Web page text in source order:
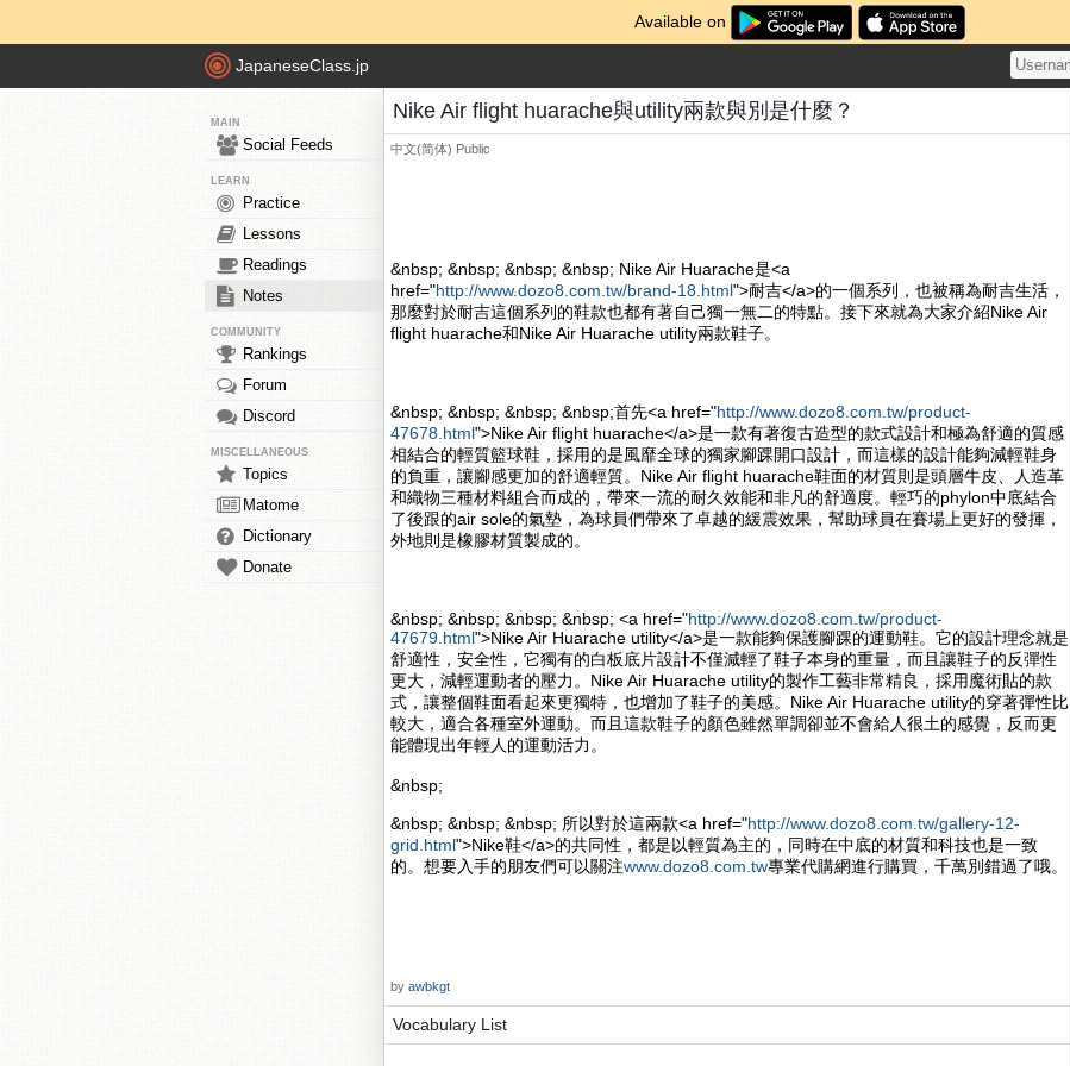
Available on
JapaneseClass.jp
MAIN
Social Feeds
LEARN
Practice
Lessons
Readings
Notes
COMMUNITY
Rankings
Forum
Discord
MISCELLANEOUS
Topics
Matome
Dictionary
Donate
Nike Air flight huarache與utility兩款與別是什麼？
中文(简体) Public
&nbsp; &nbsp; &nbsp; &nbsp; Nike Air Huarache是<a
href="http://www.dozo8.com.tw/brand-18.html">耐吉</a>的一個系列，也被稱為耐吉生活，
那麼對於耐吉這個系列的鞋款也都有著自己獨一無二的特點。接下來就為大家介紹Nike Air
flight huarache和Nike Air Huarache utility兩款鞋子。
&nbsp; &nbsp; &nbsp; &nbsp;首先<a href="http://www.dozo8.com.tw/product-
47678.html">Nike Air flight huarache</a>是一款有著復古造型的款式設計和極為舒適的質感
相結合的輕質籃球鞋，採用的是風靡全球的獨家腳踝開口設計，而這樣的設計能夠減輕鞋身
的負重，讓腳感更加的舒適輕質。Nike Air flight huarache鞋面的材質則是頭層牛皮、人造革
和織物三種材料組合而成的，帶來一流的耐久效能和非凡的舒適度。輕巧的phylon中底結合
了後跟的air sole的氣墊，為球員們帶來了卓越的緩震效果，幫助球員在賽場上更好的發揮，
外地則是橡膠材質製成的。
&nbsp; &nbsp; &nbsp; &nbsp; <a href="http://www.dozo8.com.tw/product-
47679.html">Nike Air Huarache utility</a>是一款能夠保護腳踝的運動鞋。它的設計理念就是
舒適性，安全性，它獨有的白板底片設計不僅減輕了鞋子本身的重量，而且讓鞋子的反彈性
更大，減輕運動者的壓力。Nike Air Huarache utility的製作工藝非常精良，採用魔術貼的款
式，讓整個鞋面看起來更獨特，也增加了鞋子的美感。Nike Air Huarache utility的穿著彈性比
較大，適合各種室外運動。而且這款鞋子的顏色雖然單調卻並不會給人很土的感覺，反而更
能體現出年輕人的運動活力。
&nbsp;
&nbsp; &nbsp; &nbsp; 所以對於這兩款<a href="http://www.dozo8.com.tw/gallery-12-
grid.html">Nike鞋</a>的共同性，都是以輕質為主的，同時在中底的材質和科技也是一致
的。想要入手的朋友們可以關注www.dozo8.com.tw專業代購網進行購買，千萬別錯過了哦。
by awbkgt
Vocabulary List